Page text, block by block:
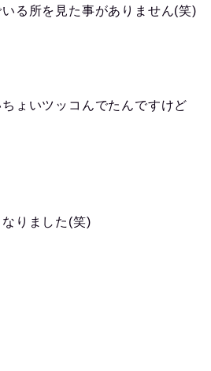
る所を見た事がありません(笑)
ょいツッコんでたんですけど
りました(笑)